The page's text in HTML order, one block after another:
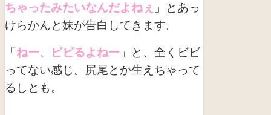
ちゃったみたいなんだよねぇ 」とあっ
けらかんと妹が告白してきます。
「ねー、ビビるよねー 」と、全くビビ
ってない感じ。尻尾とか生えちゃって
るしとも。